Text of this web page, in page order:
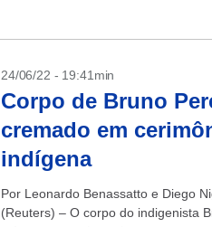
24/06/22 - 19:41min
Corpo de Bruno
cremado em
indígena
Por Leonardo Benassatto e Diego
(Reuters) – O corpo do indigenista